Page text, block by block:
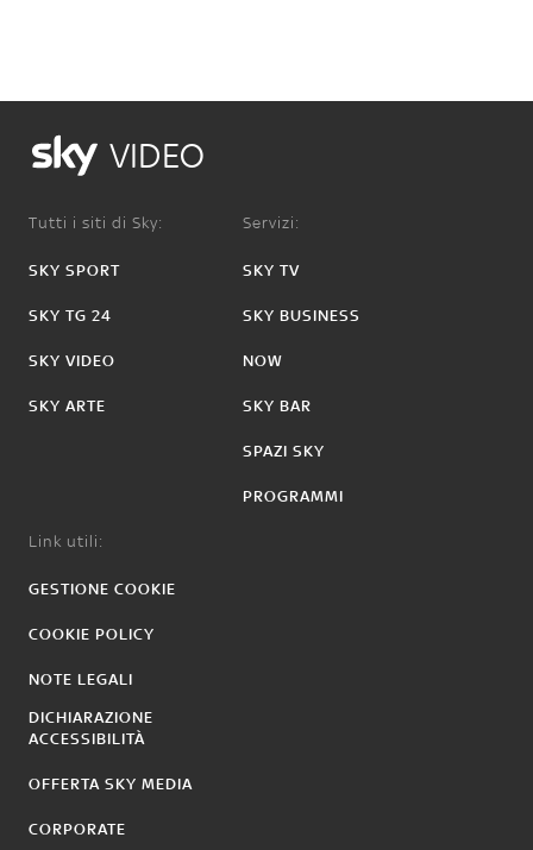
VIDEO
Tutti i siti di Sky:
SKY SPORT
SKY TG 24
SKY VIDEO
SKY ARTE
Servizi:
SKY TV
SKY BUSINESS
NOW
SKY BAR
SPAZI SKY
PROGRAMMI
Link utili:
GESTIONE COOKIE
COOKIE POLICY
NOTE LEGALI
DICHIARAZIONE
ACCESSIBILITÀ
OFFERTA SKY MEDIA
CORPORATE